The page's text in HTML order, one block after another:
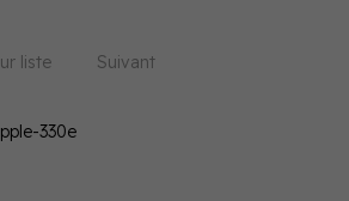
liste Suivant
330e